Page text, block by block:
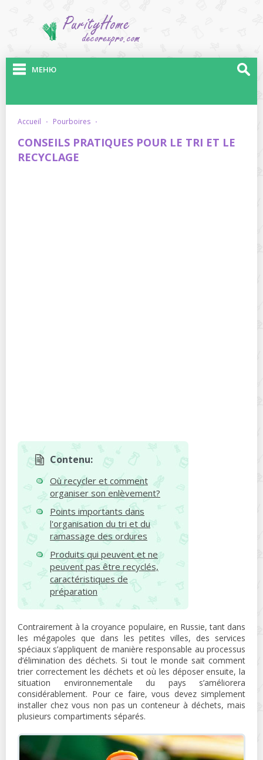
МЕНЮ
accueil · pourboires ·
CONSEILS PRATIQUES POUR LE TRI ET LE
RECYCLAGE
Contenu:
Où recycler et comment
organiser son enlèvement?
Points importants dans
l'organisation du tri et du
ramassage des ordures
Produits qui peuvent et ne
peuvent pas être recyclés,
caractéristiques de
préparation
Contrairement à la croyance populaire, en Russie, tant dans
les mégapoles que dans les petites villes, des services
spéciaux s’appliquent de manière responsable au processus
d’élimination des déchets. Si tout le monde sait comment
trier correctement les déchets et où les déposer ensuite, la
situation environnementale du pays s’améliorera
considérablement. Pour ce faire, vous devez simplement
installer chez vous non pas un conteneur à déchets, mais
plusieurs compartiments séparés.